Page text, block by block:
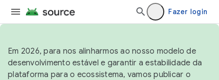
Fazer login
Em 2026, para nos alinharmos ao nosso modelo de
desenvolvimento estável e garantir a estabilidade da
plataforma para o ecossistema, vamos publicar o